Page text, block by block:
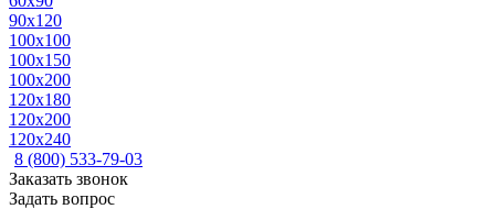
90x120
100x100
100x150
100x200
120x180
120x200
120x240
8 (800) 533-79-03
Заказать звонок
Задать вопрос